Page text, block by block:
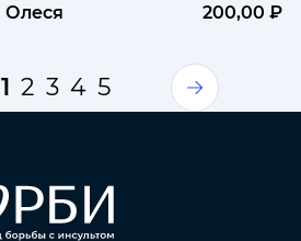
Олеся 200,00 ₽
1 2 3 4 5